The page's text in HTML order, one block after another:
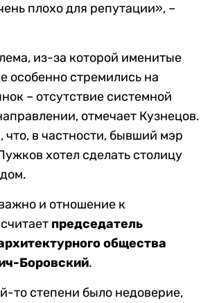
плохо для репутации», –
из-за которой именитые
особенно стремились на
– отсутствие системной
отмечает Кузнецов.
что, в частности, бывший мэр
хотел сделать столицу
и отношение к
председатель
общества
Боровский.
то степени было недоверие,